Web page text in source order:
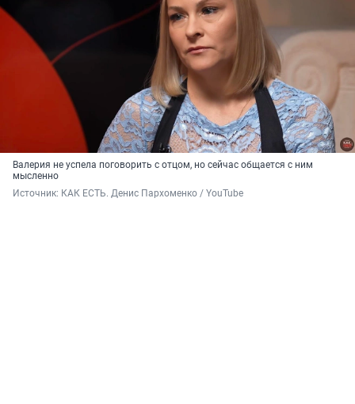
Валерия не успела поговорить с отцом, но сейчас общается с ним
мысленно
Источник: КАК ЕСТЬ. Денис Пархоменко / YouTube